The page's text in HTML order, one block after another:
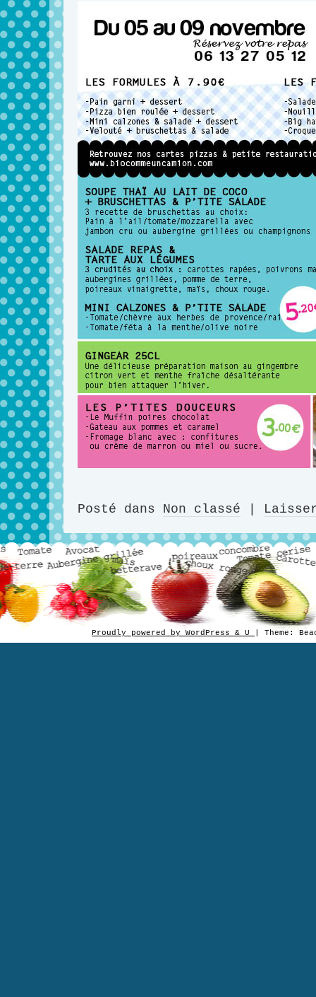
Posté dans Non classé
Proudly powered by WordPress & U Theme: